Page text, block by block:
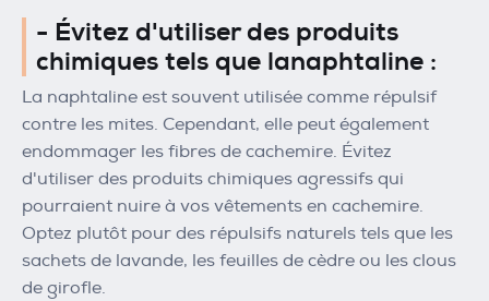
- Évitez d'utiliser des produits
chimiques tels que lanaphtaline :
La naphtaline est souvent utilisée comme répulsif
contre les mites. Cependant, elle peut également
endommager les fibres de cachemire. Évitez
d'utiliser des produits chimiques agressifs qui
pourraient nuire à vos vêtements en cachemire.
Optez plutôt pour des répulsifs naturels tels que les
sachets de lavande, les feuilles de cèdre ou les clous
de girofle.